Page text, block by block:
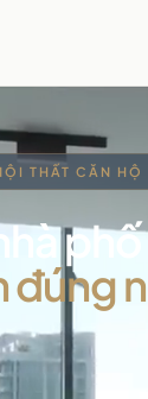
THẤT CĂN HỘ
phố
đúng